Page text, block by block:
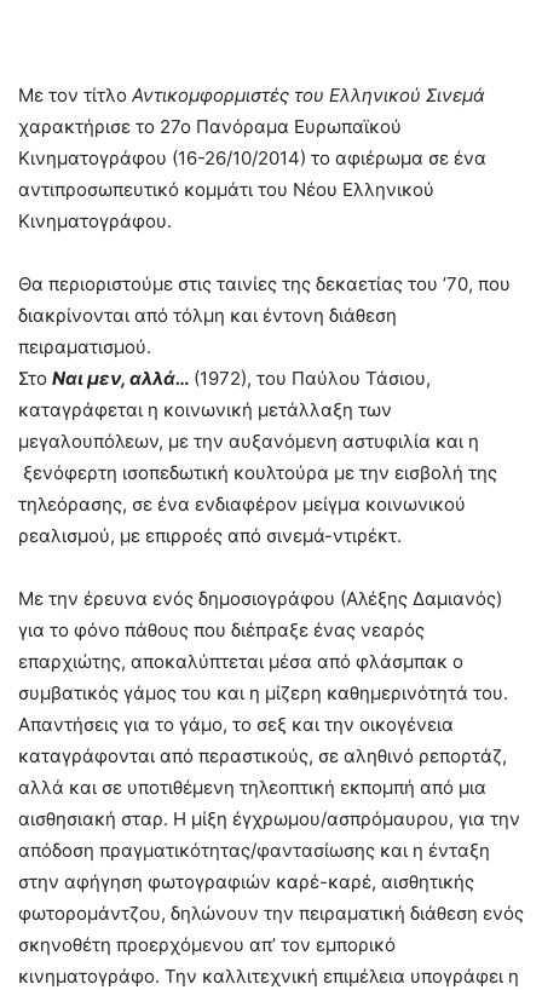
Με τον τίτλο Αντικομφορμιστές του Ελληνικού Σινεμά
χαρακτήρισε το 27ο Πανόραμα Ευρωπαϊκού
Κινηματογράφου (16-26/10/2014) το αφιέρωμα σε ένα
αντιπροσωπευτικό κομμάτι του Νέου Ελληνικού
Κινηματογράφου.
Θα περιοριστούμε στις ταινίες της δεκαετίας του ’70, που
διακρίνονται από τόλμη και έντονη διάθεση
πειραματισμού.
Στο Ναι μεν, αλλά… (1972), του Παύλου Τάσιου,
καταγράφεται η κοινωνική μετάλλαξη των
μεγαλουπόλεων, με την αυξανόμενη αστυφιλία και η
ξενόφερτη ισοπεδωτική κουλτούρα με την εισβολή της
τηλεόρασης, σε ένα ενδιαφέρον μείγμα κοινωνικού
ρεαλισμού, με επιρροές από σινεμά-ντιρέκτ.
Με την έρευνα ενός δημοσιογράφου (Αλέξης Δαμιανός)
για το φόνο πάθους που διέπραξε ένας νεαρός
επαρχιώτης, αποκαλύπτεται μέσα από φλάσμπακ ο
συμβατικός γάμος του και η μίζερη καθημερινότητά του.
Απαντήσεις για το γάμο, το σεξ και την οικογένεια
καταγράφονται από περαστικούς, σε αληθινό ρεπορτάζ,
αλλά και σε υποτιθέμενη τηλεοπτική εκπομπή από μια
αισθησιακή σταρ. Η μίξη έγχρωμου/ασπρόμαυρου, για την
απόδοση πραγματικότητας/φαντασίωσης και η ένταξη
στην αφήγηση φωτογραφιών καρέ-καρέ, αισθητικής
φωτορομάντζου, δηλώνουν την πειραματική διάθεση ενός
σκηνοθέτη προερχόμενου απ’ τον εμπορικό
κινηματογράφο. Την καλλιτεχνική επιμέλεια υπογράφει η